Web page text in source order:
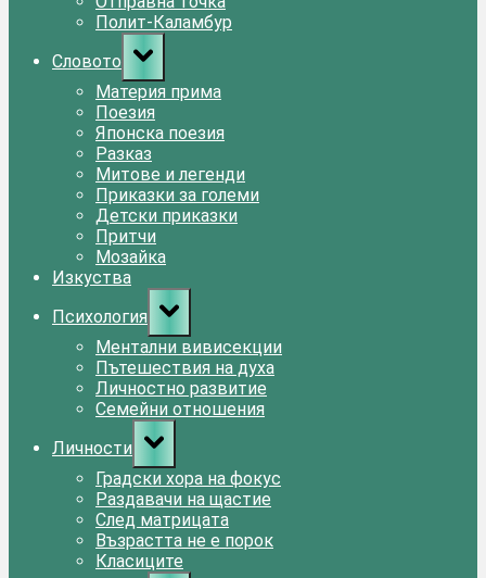
Полит-Каламбур
Словото
Toggle
sub-
menu
Материя прима
Поезия
Японска поезия
Разказ
Митове и легенди
Приказки за големи
Детски приказки
Притчи
Мозайка
Изкуства
Психология
Toggle
sub-
menu
Ментални вивисекции
Пътешествия на духа
Личностно развитие
Семейни отношения
Личности
Toggle
sub-
menu
Градски хора на фокус
Раздавачи на щастие
След матрицата
Възрастта не е порок
Класиците